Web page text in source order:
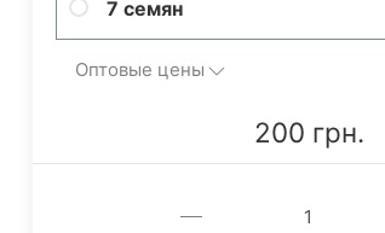
7 семян
Оптовые цены
200 грн.